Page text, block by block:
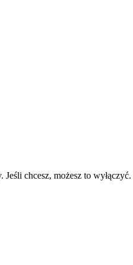
chcesz, możesz to wyłączyć.